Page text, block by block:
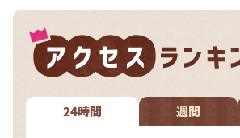
24時間 週間